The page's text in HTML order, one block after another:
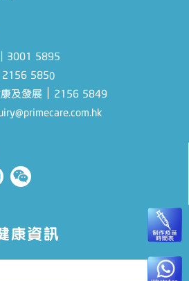
3001 5895
2156 5850
及發展
2156 5849
康資訊